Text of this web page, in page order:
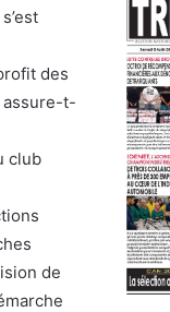
des
assure-t-
club
de